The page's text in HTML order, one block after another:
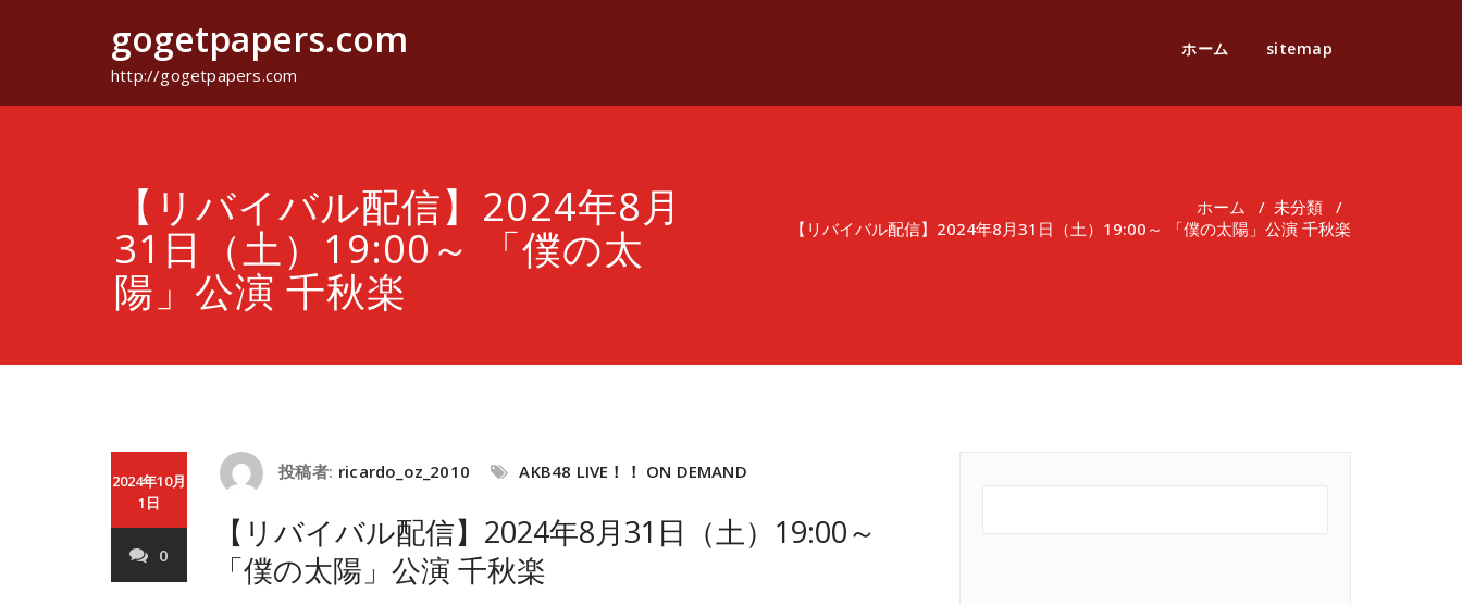
gogetpapers.com
http://gogetpapers.com
ホーム sitemap
【リバイバル配信】2024年8月
31日（土）19:00～ 「僕の太
陽」公演 千秋楽
ホーム / 未分類 /
【リバイバル配信】2024年8月31日（土）19:00～ 「僕の太陽」公演 千秋楽
2024年10月
1日
0
投稿者: ricardo_oz_2010 AKB48 LIVE！！ ON DEMAND
【リバイバル配信】2024年8月31日（土）19:00～
「僕の太陽」公演 千秋楽